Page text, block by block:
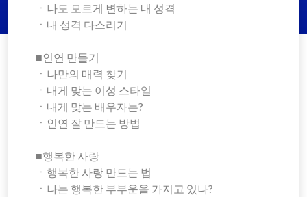
ㆍ나도 모르게 변하는 내 성격
ㆍ내 성격 다스리기
■인연 만들기
ㆍ나만의 매력 찾기
ㆍ내게 맞는 이성 스타일
ㆍ내게 맞는 배우자는?
ㆍ인연 잘 만드는 방법
■행복한 사랑
ㆍ행복한 사랑 만드는 법
ㆍ나는 행복한 부부운을 가지고 있나?